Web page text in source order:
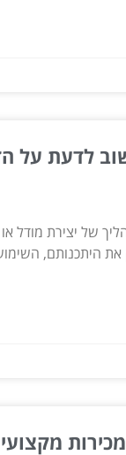
לדעת על
של יצירת מודל
את היתכנותם,